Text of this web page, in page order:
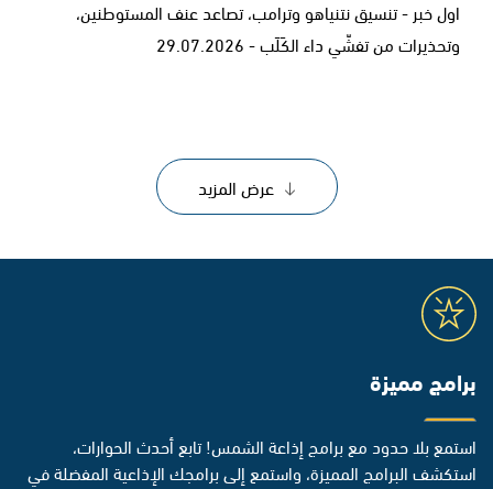
اول خبر - تنسيق نتنياهو وترامب، تصاعد عنف المستوطنين،
وتحذيرات من تفشّي داء الكَلَب - 29.07.2026
عرض المزيد
برامج مميزة
استمع بلا حدود مع برامج إذاعة الشمس! تابع أحدث الحوارات،
استكشف البرامج المميزة، واستمع إلى برامجك الإذاعية المفضلة في